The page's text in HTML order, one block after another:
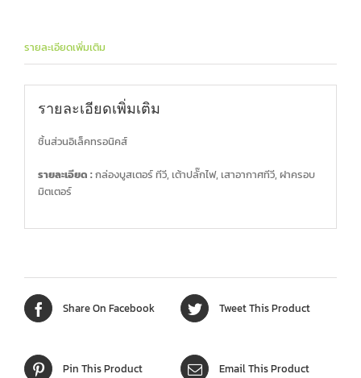
รายละเอียดเพิ่มเติม
รายละเอียดเพิ่มเติม
ชิ้นส่วนอิเล็คทรอนิคส์
รายละเอียด :กล่องบูสเตอร์ ทีวี, เต้าปลั๊กไฟ, เสาอากาศทีวี, ฝาครอบ
มิตเตอร์
Share On Facebook Tweet This Product
Pin This Product Email This Product